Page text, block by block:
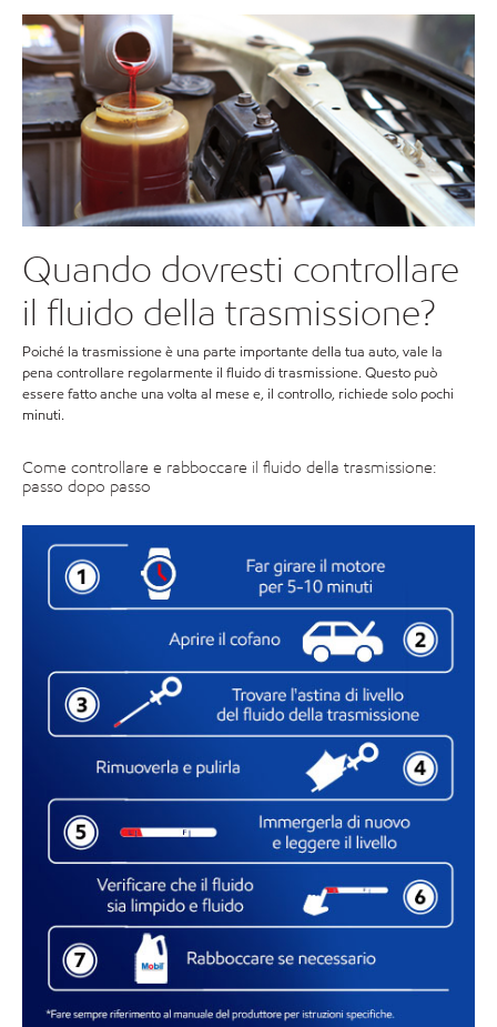
Quando dovresti controllare
il fluido della trasmissione?
Poiché la trasmissione è una parte importante della tua auto, vale la
pena controllare regolarmente il fluido di trasmissione. Questo può
essere fatto anche una volta al mese e, il controllo, richiede solo pochi
minuti.
Come controllare e rabboccare il fluido della trasmissione:
passo dopo passo